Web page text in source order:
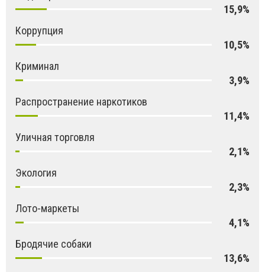
15,9%
Коррупция
10,5%
Криминал
3,9%
Распространение наркотиков
11,4%
Уличная торговля
2,1%
Экология
2,3%
Лото-маркеты
4,1%
Бродячие собаки
13,6%